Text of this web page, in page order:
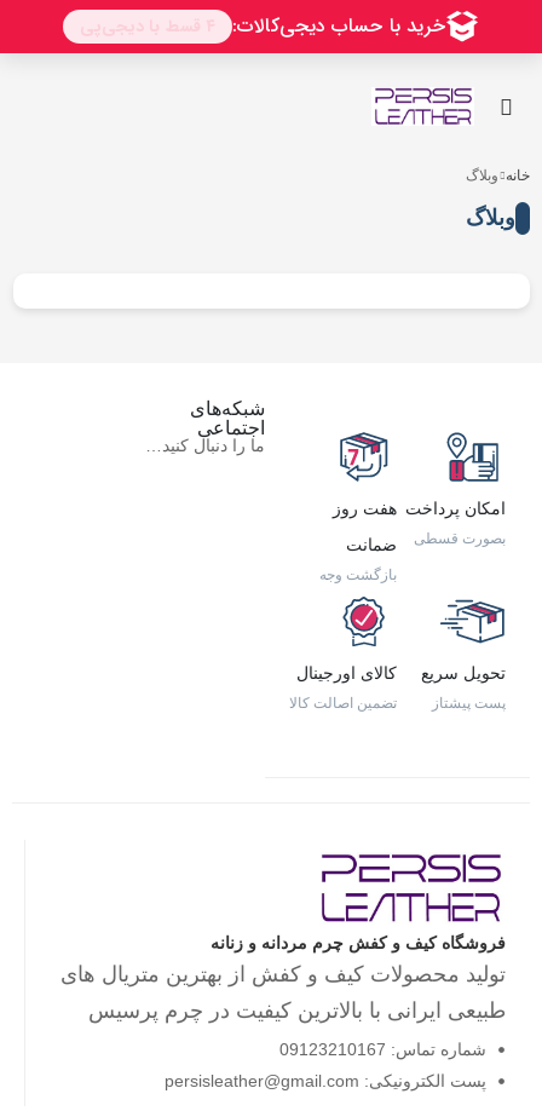
خانه وبلاگ
وبلاگ
امکان پرداخت
بصورت قسطی
هفت روز
ضمانت
بازگشت وجه
تحویل سریع
پست پیشتاز
کالای اورجینال
تضمین اصالت کالا
شبکه‌های
اجتماعی
ما را دنبال کنید…
فروشگاه کیف و کفش چرم مردانه و زنانه
تولید محصولات کیف و کفش از بهترین متریال های
طبیعی ایرانی با بالاترین کیفیت در چرم پرسیس
شماره تماس: 09123210167
پست الکترونیکی: persisleather@gmail.com